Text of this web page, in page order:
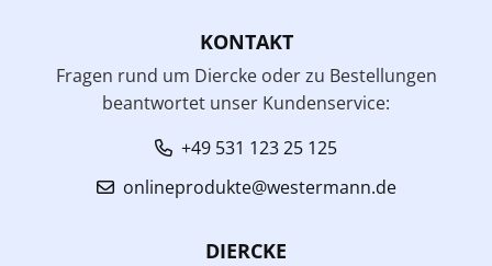
KONTAKT
Fragen rund um Diercke oder zu Bestellungen
beantwortet unser Kundenservice:
+49 531 123 25 125
onlineprodukte@westermann.de
DIERCKE